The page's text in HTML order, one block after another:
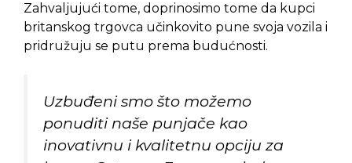
Zahvaljujući tome, doprinosimo tome da kupci
britanskog trgovca učinkovito pune svoja vozila i
pridružuju se putu prema budućnosti.
Uzbuđeni smo što možemo
ponuditi naše punjače kao
inovativnu i kvalitetnu opciju za